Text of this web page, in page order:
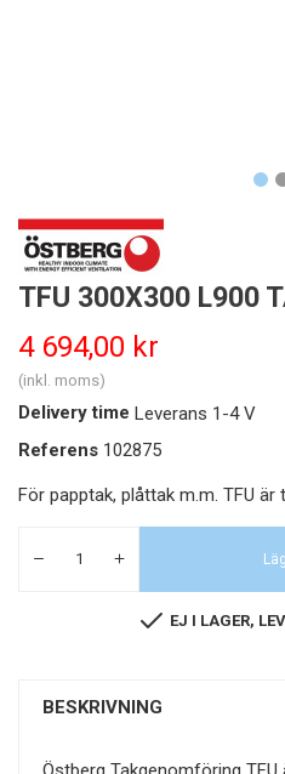
TFU 300X300 L900
4 694,00 kr
(inkl. moms)
Delivery time Leverans 1-4 V
Referens 102875
För papptak, plåttak m.m. TFU är
EJ I LAGER,
BESKRIVNING